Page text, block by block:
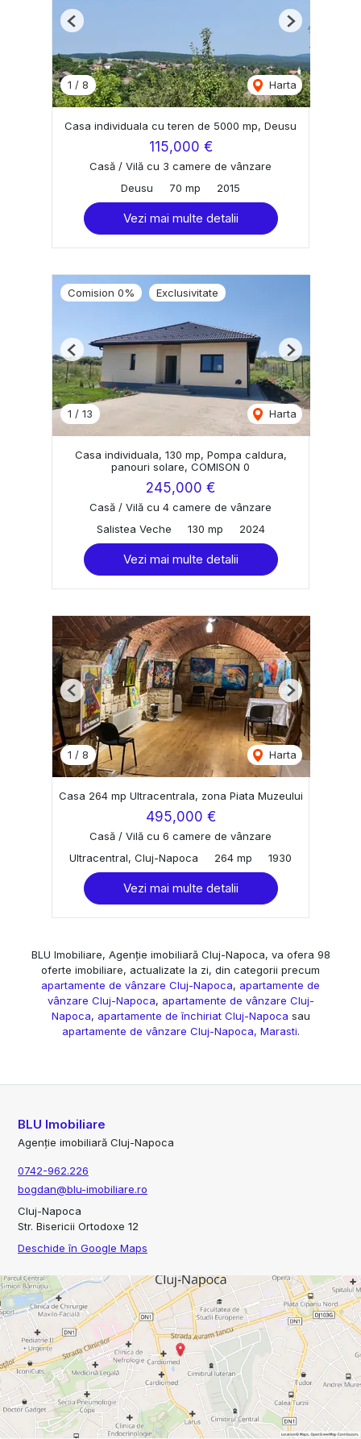
1 / 8 Harta
Previous Next
Casa individuala cu teren de 5000 mp, Deusu
115,000 €
Casă / Vilă cu 3 camere de vânzare
Deusu
70 mp 2015
Vezi mai multe detalii
Comision 0% Exclusivitate
1 / 13 Harta
Previous Next
Casa individuala, 130 mp, Pompa caldura,
panouri solare, COMISON 0
245,000 €
Casă / Vilă cu 4 camere de vânzare
Salistea Veche
130 mp 2024
Vezi mai multe detalii
1 / 8 Harta
Previous Next
Casa 264 mp Ultracentrala, zona Piata Muzeului
495,000 €
Casă / Vilă cu 6 camere de vânzare
Ultracentral, Cluj-Napoca
264 mp 1930
Vezi mai multe detalii
BLU Imobiliare, Agenție imobiliară Cluj-Napoca, va ofera 98
oferte imobiliare, actualizate la zi, din categorii precum
apartamente de vânzare Cluj-Napoca, apartamente de
vânzare Cluj-Napoca, apartamente de vânzare Cluj-
Napoca, apartamente de închiriat Cluj-Napoca sau
apartamente de vânzare Cluj-Napoca, Marasti.
BLU Imobiliare
Agenție imobiliară Cluj-Napoca
0742-962.226
bogdan@blu-imobiliare.ro
Cluj-Napoca
Str. Bisericii Ortodoxe 12
Deschide în Google Maps